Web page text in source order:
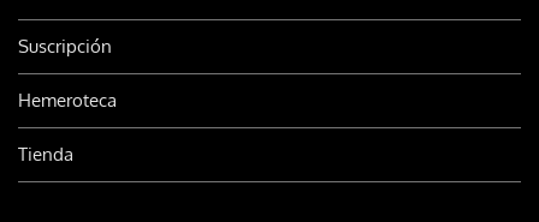
Suscripción
Hemeroteca
Tienda